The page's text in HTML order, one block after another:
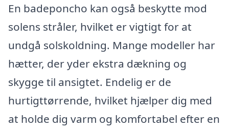
En badeponcho kan også beskytte mod
solens stråler, hvilket er vigtigt for at
undgå solskoldning. Mange modeller har
hætter, der yder ekstra dækning og
skygge til ansigtet. Endelig er de
hurtigttørrende, hvilket hjælper dig med
at holde dig varm og komfortabel efter en